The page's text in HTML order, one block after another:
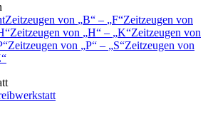
Zeitzeugen von B – F Zeitzeugen von
Zeitzeugen von H – K Zeitzeugen von
Zeitzeugen von P – S Zeitzeugen von